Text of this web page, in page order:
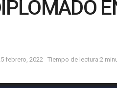
febrero, 2022 Tiempo de lectura:2